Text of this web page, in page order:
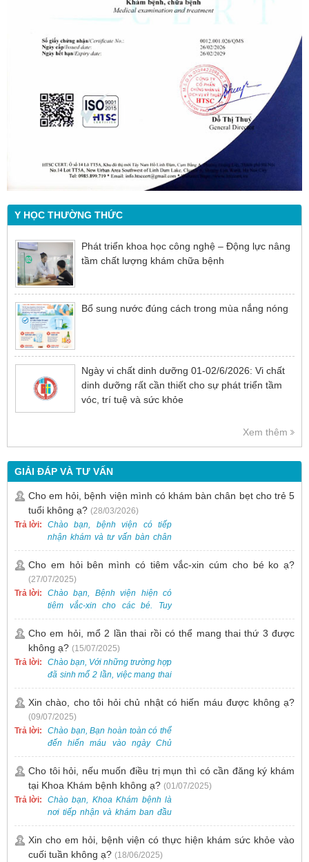
Y HỌC THƯỜNG THỨC
Phát triển khoa học công nghệ – Động lực nâng
tầm chất lượng khám chữa bệnh
Bổ sung nước đúng cách trong mùa nắng nóng
Ngày vi chất dinh dưỡng 01-02/6/2026: Vi chất
dinh dưỡng rất cần thiết cho sự phát triển tầm
vóc, trí tuệ và sức khỏe
Xem thêm
GIẢI ĐÁP VÀ TƯ VẤN
Cho em hỏi, bệnh viện mình có khám bàn chân bẹt cho trẻ 5
tuổi không ạ? (28/03/2026)
Trả lời:
Chào bạn, bệnh viện có tiếp
nhận khám và tư vấn bàn chân
bẹt cho trẻ em, bao gồm cả trẻ 5
tuổi. Bạn có thể đưa bé đến
Khoa Khám bệnh của bệnh viện
để được bác sĩ chuyên khoa
thăm khám. Ngoài ra, để thuận
tiện hơn, bạn có thể đặt lịch
0988 270 115. Nếu cần hỗ trợ
thêm, vui lòng liên hệ qua Zalo
hoặc Fanpage Bệnh viện Việt
Nam - Thụy Điển Uông Bí.
Cho em hỏi bên mình có tiêm vắc-xin cúm cho bé ko ạ?
(27/07/2025)
Trả lời:
Chào bạn, Bệnh viện hiện có
tiêm vắc-xin cho các bé. Tuy
nhiên, các loại vắc-xin thường về
theo từng đợt, không phải lúc
nào cũng có sẵn.
Cho em hỏi, mổ 2 lần thai rồi có thể mang thai thứ 3 được
không ạ? (15/07/2025)
Trả lời:
Chào bạn, Với những trường hợp
đã sinh mổ 2 lần, việc mang thai
lần 3 vẫn có thể thực hiện được.
Tại Bệnh viện, chúng tôi đã tiếp
nhận và hỗ trợ nhiều thai phụ có
nhu cầu tương tự.
Xin chào, cho tôi hỏi chủ nhật có hiến máu được không ạ?
(09/07/2025)
Trả lời:
Chào bạn, Bạn hoàn toàn có thể
đến hiến máu vào ngày Chủ
Nhật.
Cho tôi hỏi, nếu muốn điều trị mụn thì có cần đăng ký khám
tại Khoa Khám bệnh không ạ? (01/07/2025)
Trả lời:
Chào bạn, Khoa Khám bệnh là
nơi tiếp nhận và khám ban đầu
cho tất cả các trường hợp, bao
gồm cả điều trị mụn. Vì vậy, bạn
cần đăng ký khám tại Khoa
Xin cho em hỏi, bệnh viện có thực hiện khám sức khỏe vào
cuối tuần không ạ? (18/06/2025)